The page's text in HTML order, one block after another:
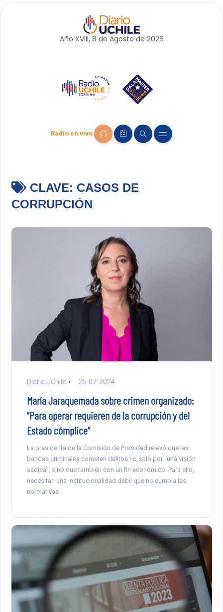
Año XVIII, 8 de Agosto de 2026
Radio en vivo
CLAVE: CASOS DE
CORRUPCIÓN
Diario UChile 25-07-2024
María Jaraquemada sobre crimen organizado:
“Para operar requieren de la corrupción y del
Estado cómplice”
La presidenta de la Comisión de Probidad relevó que las
bandas criminales cometen delitos no solo por “una visión
sádica”, sino que también con un fin económico. Para ello,
necesitan una institucionalidad débil que no cumpla las
normativas